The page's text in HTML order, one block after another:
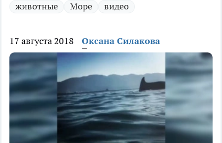
животные Море видео
17 августа 2018 Оксана Силакова